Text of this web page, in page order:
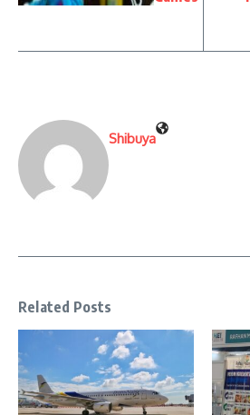
Shibuya
Related Posts